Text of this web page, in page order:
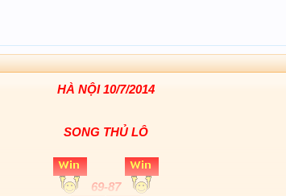
HÀ NỘI 10/7/2014
SONG THỦ LÔ
69-87